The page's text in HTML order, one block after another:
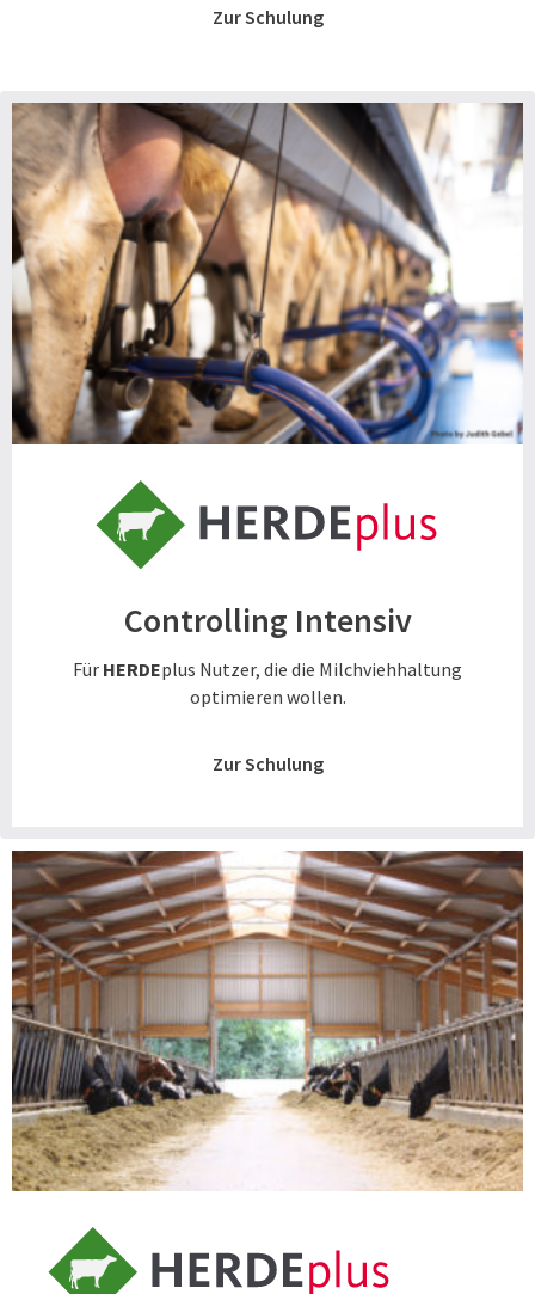
Zur Schulung
Controlling Intensiv
Für HERDEplus Nutzer, die die Milchviehhaltung
optimieren wollen.
Zur Schulung